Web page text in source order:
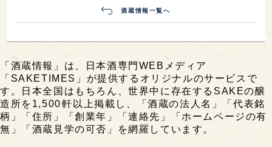
酒蔵情報一覧へ
「酒蔵情報」は、日本酒専門WEBメディア
「SAKETIMES」が提供するオリジナルのサービスで
す。日本全国はもちろん、世界中に存在するSAKEの醸
造所を1,500軒以上掲載し、「酒蔵の法人名」「代表銘
柄」「住所」「創業年」「連絡先」「ホームページの有
無」「酒蔵見学の可否」を網羅しています。